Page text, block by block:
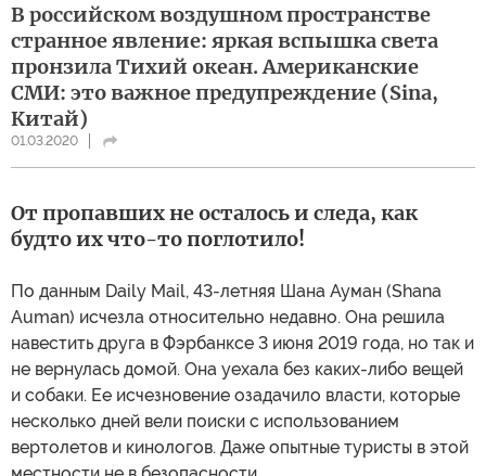
В российском воздушном пространстве
странное явление: яркая вспышка света
пронзила Тихий океан. Американские
СМИ: это важное предупреждение (Sina,
Китай)
01.03.2020
От пропавших не осталось и следа, как
будто их что-то поглотило!
По данным Daily Mail, 43-летняя Шана Ауман (Shana
Auman) исчезла относительно недавно. Она решила
навестить друга в Фэрбанксе 3 июня 2019 года, но так и
не вернулась домой. Она уехала без каких-либо вещей
и собаки. Ее исчезновение озадачило власти, которые
несколько дней вели поиски с использованием
вертолетов и кинологов. Даже опытные туристы в этой